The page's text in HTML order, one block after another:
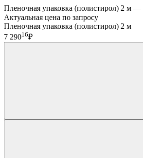
Пленочная упаковка (полистирол) 2 м —
Актуальная цена по запросу
Пленочная упаковка (полистирол) 2 м
7 29016₽